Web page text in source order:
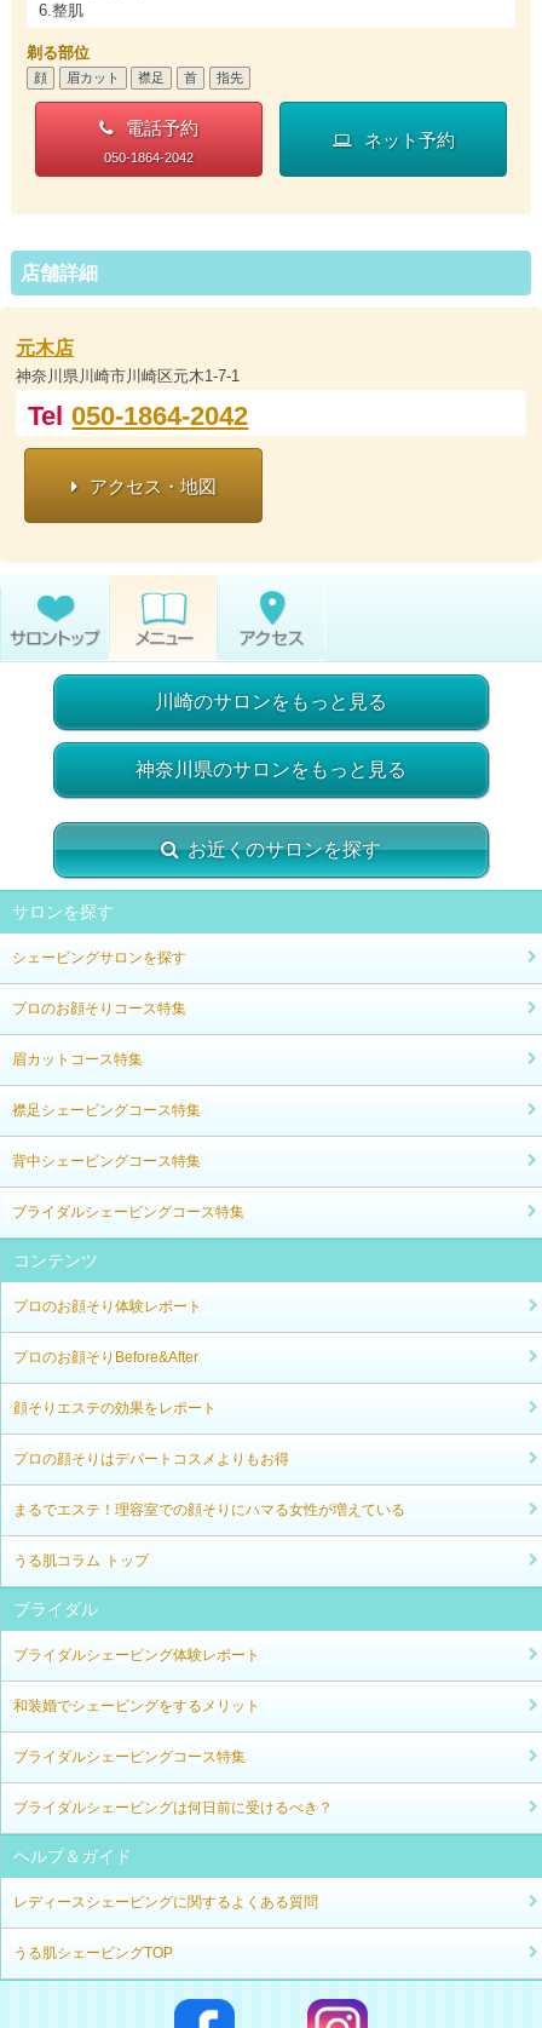
6.整肌
剃る部位
顔 眉カット 襟足 首 指先
電話予約
050-1864-2042
ネット予約
店舗詳細
元木店
神奈川県川崎市川崎区元木1-7-1
Tel050-1864-2042
アクセス・地図
川崎のサロンをもっと見る
神奈川県のサロンをもっと見る
お近くのサロンを探す
サロンを探す
シェービングサロンを探す
プロのお顔そりコース特集
眉カットコース特集
襟足シェービングコース特集
背中シェービングコース特集
ブライダルシェービングコース特集
コンテンツ
プロのお顔そり体験レポート
プロのお顔そりBefore&After
顔そりエステの効果をレポート
プロの顔そりはデパートコスメよりもお得
まるでエステ！理容室での顔そりにハマる女性が増えている
うる肌コラム トップ
ブライダル
ブライダルシェービング体験レポート
和装婚でシェービングをするメリット
ブライダルシェービングコース特集
ブライダルシェービングは何日前に受けるべき？
ヘルプ＆ガイド
レディースシェービングに関するよくある質問
うる肌シェービングTOP